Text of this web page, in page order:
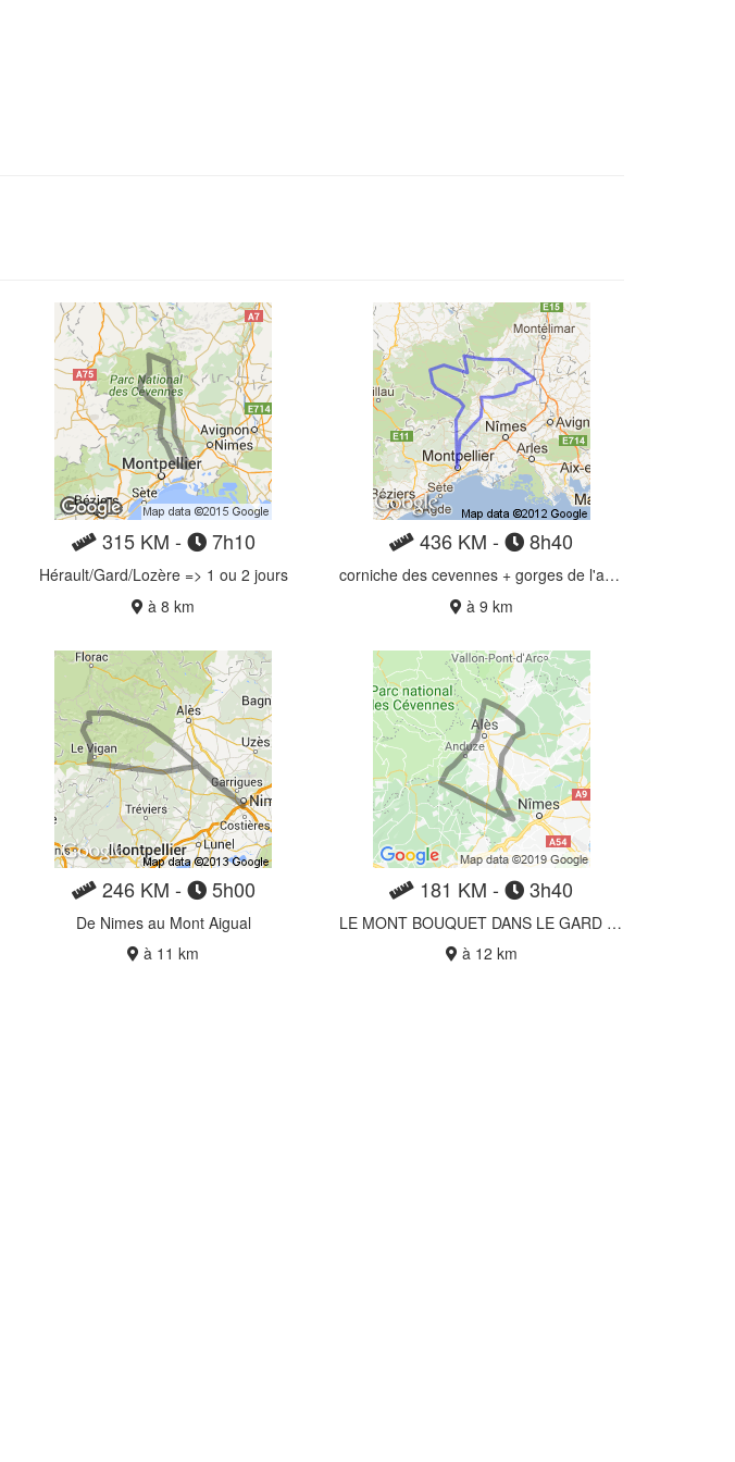
315 KM - 7h10
Hérault/Gard/Lozère => 1 ou 2 jours
à 8 km
436 KM - 8h40
corniche des cevennes + gorges de l'ardeche
à 9 km
246 KM - 5h00
De Nimes au Mont Aigual
à 11 km
181 KM - 3h40
LE MONT BOUQUET DANS LE GARD 171km
à 12 km